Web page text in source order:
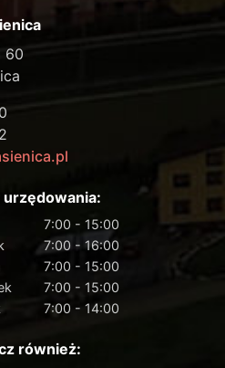
60
urzędowania:
7:00 - 15:00
7:00 - 16:00
7:00 - 15:00
7:00 - 15:00
7:00 - 14:00
również: